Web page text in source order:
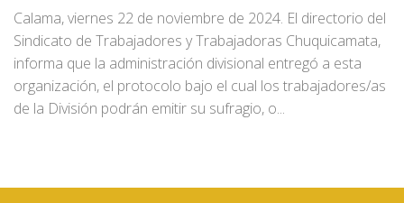
Calama, viernes 22 de noviembre de 2024. El directorio del
Sindicato de Trabajadores y Trabajadoras Chuquicamata,
informa que la administración divisional entregó a esta
organización, el protocolo bajo el cual los trabajadores/as
de la División podrán emitir su sufragio, o...